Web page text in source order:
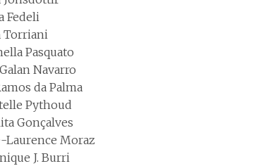
Fedeli
Torriani
Pasquato
Navarro
da Palma
Pythoud
Gonçalves
Laurence Moraz
J. Burri